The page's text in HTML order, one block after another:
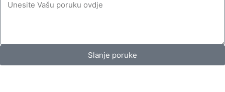
Slanje poruke